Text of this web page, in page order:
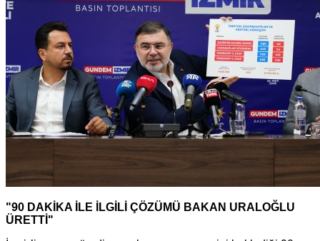
"90 DAKİKA İLE İLGİLİ ÇÖZÜMÜ BAKAN URALOĞLU
ÜRETTİ"